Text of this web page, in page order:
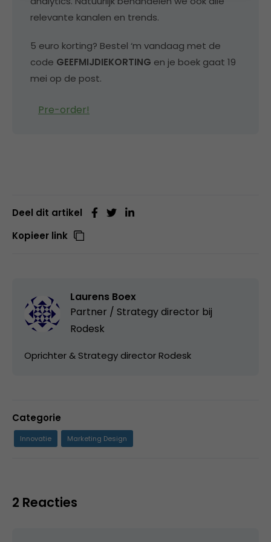
relevante kanalen en trends.
5 euro korting? Bestel ‘m vandaag met de
code GEEFMIJDIEKORTING en je boek gaat 19
mei op de post.
Pre-order!
Deel dit artikel
Kopieer link
Laurens Boex
Partner / Strategy director bij
Rodesk
Oprichter & Strategy director Rodesk
Categorie
Innovatie Marketing Design
2 Reacties